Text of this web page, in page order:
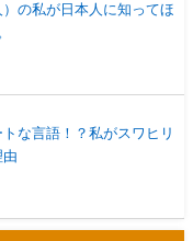
の私が日本人に知ってほ
な言語！？私がスワヒリ
由